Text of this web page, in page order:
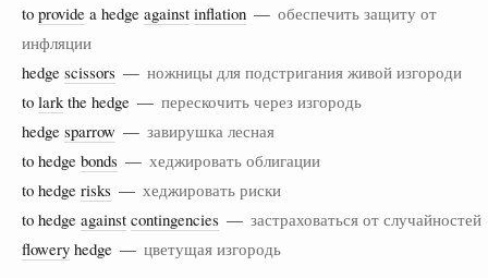
to provide a hedge against inflation — обеспечить защиту от
инфляции
hedge scissors — ножницы для подстригания живой изгороди
to lark the hedge — перескочить через изгородь
hedge sparrow — завирушка лесная
to hedge bonds — хеджировать облигации
to hedge risks — хеджировать риски
to hedge against contingencies — застраховаться от случайностей
flowery hedge — цветущая изгородь